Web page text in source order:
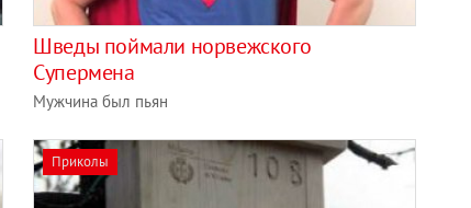
Шведы поймали норвежского
Супермена
Мужчина был пьян
Приколы